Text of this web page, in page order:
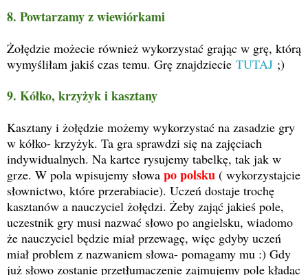
8. Powtarzamy z wiewiórkami
Żołędzie możecie również wykorzystać grając w grę, którą
wymyśliłam jakiś czas temu. Grę znajdziecie TUTAJ ;)
9. Kółko, krzyżyk i kasztany
Kasztany i żołędzie możemy wykorzystać na zasadzie gry
w kółko- krzyżyk. Ta gra sprawdzi się na zajęciach
indywidualnych. Na kartce rysujemy tabelkę, tak jak w
grze. W pola wpisujemy słowa po polsku ( wykorzystajcie
słownictwo, które przerabiacie). Uczeń dostaje trochę
kasztanów a nauczyciel żołędzi. Żeby zająć jakieś pole,
uczestnik gry musi nazwać słowo po angielsku, wiadomo
że nauczyciel będzie miał przewagę, więc gdyby uczeń
miał problem z nazwaniem słowa- pomagamy mu :) Gdy
już słowo zostanie przetłumaczenie zajmujemy pole kładąc